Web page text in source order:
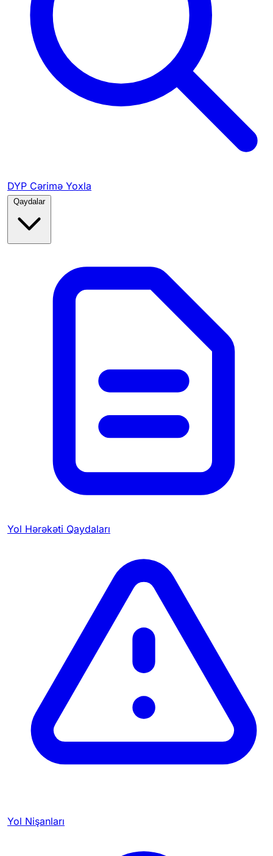
DYP Cərimə Yoxla
Qaydalar
Yol Hərəkəti Qaydaları
Yol Nişanları